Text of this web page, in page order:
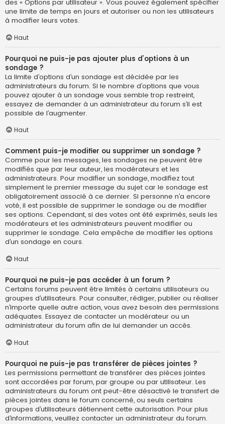
des « Options par utilisateur ». Vous pouvez également spécifier
une limite de temps en jours et autoriser ou non les utilisateurs
à modifier leurs votes.
Haut
Pourquoi ne puis-je pas ajouter plus d’options à un
sondage ?
La limite d’options d’un sondage est décidée par les
administrateurs du forum. Si le nombre d’options que vous
pouvez ajouter à un sondage vous semble trop restreint,
essayez de demander à un administrateur du forum s’il est
possible de l’augmenter.
Haut
Comment puis-je modifier ou supprimer un sondage ?
Comme pour les messages, les sondages ne peuvent être
modifiés que par leur auteur, les modérateurs et les
administrateurs. Pour modifier un sondage, modifiez tout
simplement le premier message du sujet car le sondage est
obligatoirement associé à ce dernier. Si personne n’a encore
voté, il est possible de supprimer le sondage ou de modifier
ses options. Cependant, si des votes ont été exprimés, seuls les
modérateurs et les administrateurs peuvent modifier ou
supprimer le sondage. Cela empêche de modifier les options
d’un sondage en cours.
Haut
Pourquoi ne puis-je pas accéder à un forum ?
Certains forums peuvent être limités à certains utilisateurs ou
groupes d’utilisateurs. Pour consulter, rédiger, publier ou réaliser
n’importe quelle autre action, vous avez besoin des permissions
adéquates. Essayez de contacter un modérateur ou un
administrateur du forum afin de lui demander un accès.
Haut
Pourquoi ne puis-je pas transférer de pièces jointes ?
Les permissions permettant de transférer des pièces jointes
sont accordées par forum, par groupe ou par utilisateur. Les
administrateurs du forum ont peut-être désactivé le transfert de
pièces jointes dans le forum concerné, ou seuls certains
groupes d’utilisateurs détiennent cette autorisation. Pour plus
d’informations, veuillez contacter un administrateur du forum.